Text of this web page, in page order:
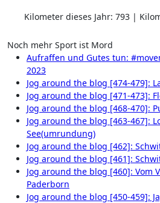
Kilometer dieses Jahr: 793 |
Noch mehr Sport ist Mord
Aufraffen und Gutes tun:
2023
Jog around the blog [474-479]:
Jog around the blog [471-473]:
Jog around the blog [468-470]:
Jog around the blog [463-467]:
See(umrundung)
Jog around the blog [462]:
Jog around the blog [461]:
Jog around the blog [460]: Vom
Paderborn
Jog around the blog [450-459]: